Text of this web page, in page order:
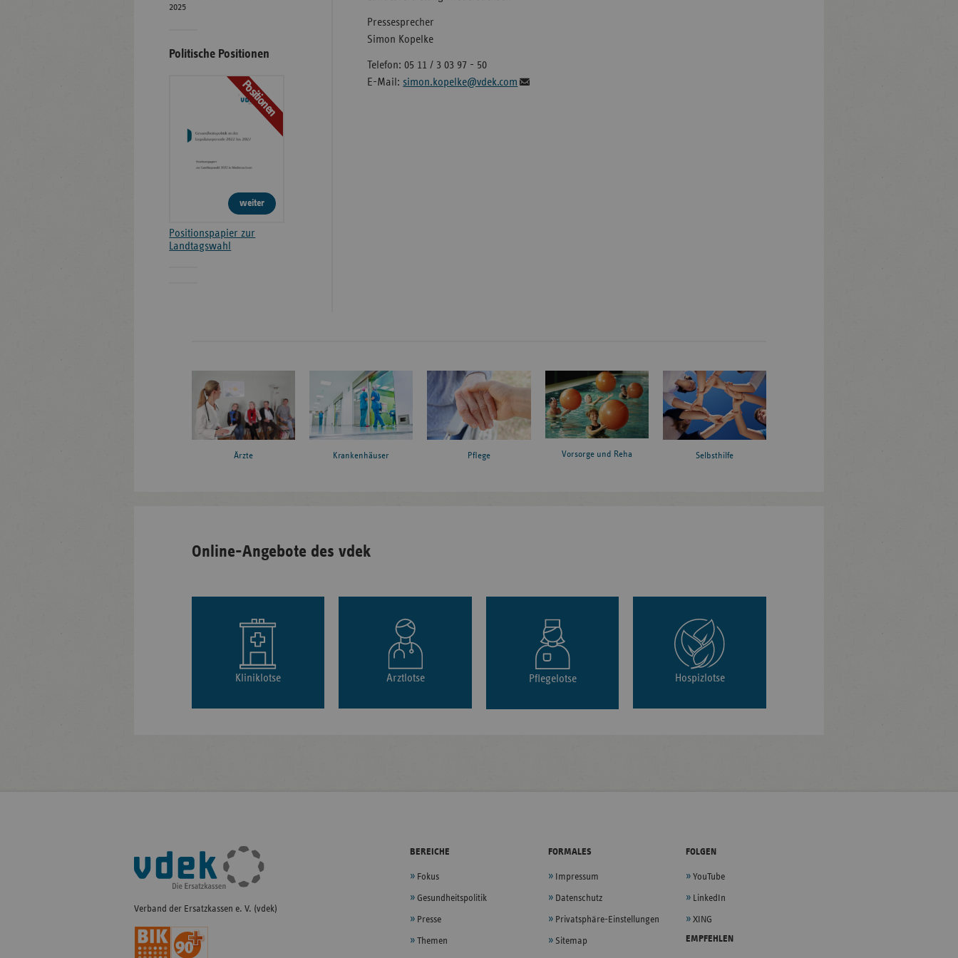
Pressesprecher
Simon Kopelke
Telefon: 05 11 / 3 03 97 - 50
E-Mail: simon.kopelke@vdek.com
2025
Politische Positionen
Positionen
weiter
Positionspapier zur
Landtagswahl
Ärzte Krankenhäuser Pflege Vorsorge und Reha Selbsthilfe
Online-Angebote des vdek
Kliniklotse Arztlotse Pflegelotse Hospizlotse
Fußleisten-
Navigation
Verband der Ersatzkassen e. V. (vdek)
BEREICHE
Fokus
Gesundheitspolitik
Presse
Themen
FORMALES
Impressum
Datenschutz
Privatsphäre-Einstellungen
Sitemap
FOLGEN
YouTube
LinkedIn
XING
EMPFEHLEN